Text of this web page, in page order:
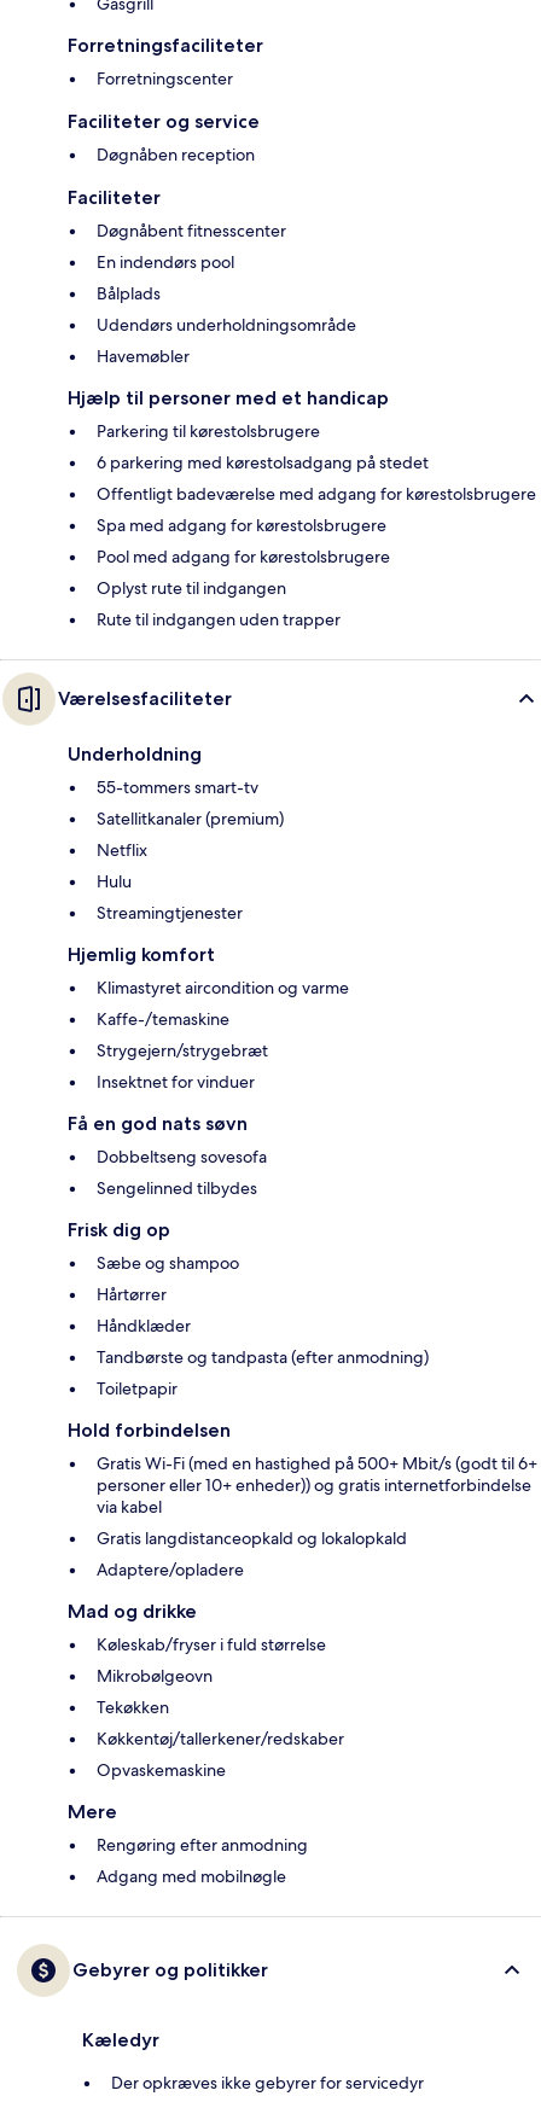
Forretningsfaciliteter
Forretningscenter
Faciliteter og service
Døgnåben reception
Faciliteter
Døgnåbent fitnesscenter
En indendørs pool
Bålplads
Udendørs underholdningsområde
Havemøbler
Hjælp til personer med et handicap
Parkering til kørestolsbrugere
6 parkering med kørestolsadgang på stedet
Offentligt badeværelse med adgang for kørestolsbrugere
Spa med adgang for kørestolsbrugere
Pool med adgang for kørestolsbrugere
Oplyst rute til indgangen
Rute til indgangen uden trapper
Værelsesfaciliteter
Underholdning
55-tommers smart-tv
Satellitkanaler (premium)
Netflix
Hulu
Streamingtjenester
Hjemlig komfort
Klimastyret aircondition og varme
Kaffe-/temaskine
Strygejern/strygebræt
Insektnet for vinduer
Få en god nats søvn
Dobbeltseng sovesofa
Sengelinned tilbydes
Frisk dig op
Sæbe og shampoo
Hårtørrer
Håndklæder
Tandbørste og tandpasta (efter anmodning)
Toiletpapir
Hold forbindelsen
Gratis Wi-Fi (med en hastighed på 500+ Mbit/s (godt til 6+
personer eller 10+ enheder)) og gratis internetforbindelse
via kabel
Gratis langdistanceopkald og lokalopkald
Adaptere/opladere
Mad og drikke
Køleskab/fryser i fuld størrelse
Mikrobølgeovn
Tekøkken
Køkkentøj/tallerkener/redskaber
Opvaskemaskine
Mere
Rengøring efter anmodning
Adgang med mobilnøgle
Gebyrer og politikker
Kæledyr
Der opkræves ikke gebyrer for servicedyr